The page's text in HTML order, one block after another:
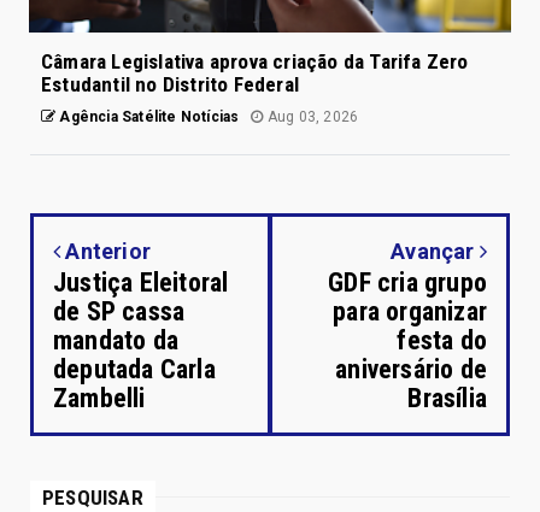
Câmara Legislativa aprova criação da Tarifa Zero
Estudantil no Distrito Federal
Agência Satélite Notícias Aug 03, 2026
Anterior
Justiça Eleitoral
de SP cassa
mandato da
deputada Carla
Zambelli
Avançar
GDF cria grupo
para organizar
festa do
aniversário de
Brasília
PESQUISAR